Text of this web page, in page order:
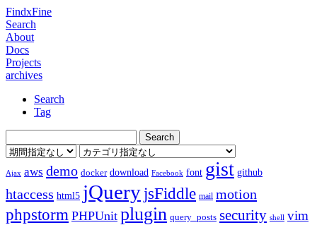
FindxFine
Search
About
Docs
Projects
archives
Search
Tag
Ajax aws demo docker download Facebook font gist github
htaccess html5 jQuery jsFiddle mail motion
phpstorm PHPUnit plugin query_posts security shell vim